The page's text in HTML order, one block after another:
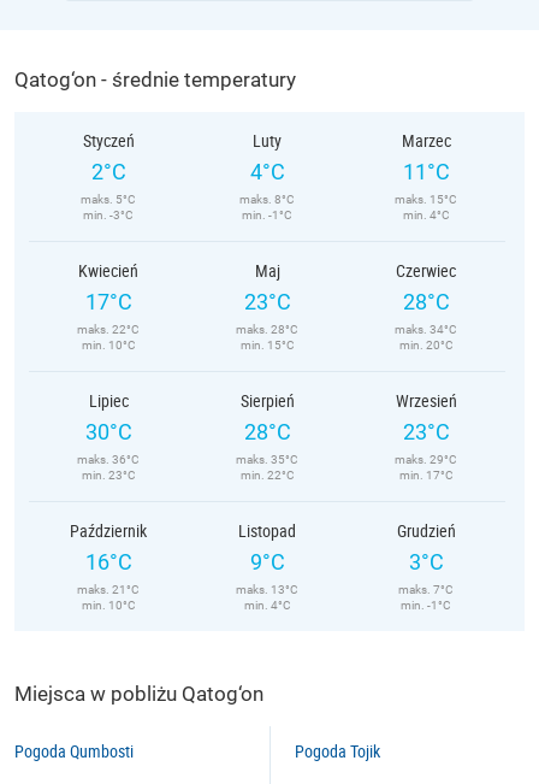
Qatog‘on - średnie temperatury
Styczeń
2°C
maks. 5°C
min. -3°C
Luty
4°C
maks. 8°C
min. -1°C
Marzec
11°C
maks. 15°C
min. 4°C
Kwiecień
17°C
maks. 22°C
min. 10°C
Maj
23°C
maks. 28°C
min. 15°C
Czerwiec
28°C
maks. 34°C
min. 20°C
Lipiec
30°C
maks. 36°C
min. 23°C
Sierpień
28°C
maks. 35°C
min. 22°C
Wrzesień
23°C
maks. 29°C
min. 17°C
Październik
16°C
maks. 21°C
min. 10°C
Listopad
9°C
maks. 13°C
min. 4°C
Grudzień
3°C
maks. 7°C
min. -1°C
Miejsca w pobliżu Qatog‘on
Pogoda Qumbosti Pogoda Tojik